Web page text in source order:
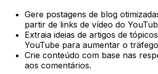
Gere postagens de blog
partir de links de vídeo do
Extraia ideias de artigos de
YouTube para aumentar o
Crie conteúdo com base nas
aos comentários.